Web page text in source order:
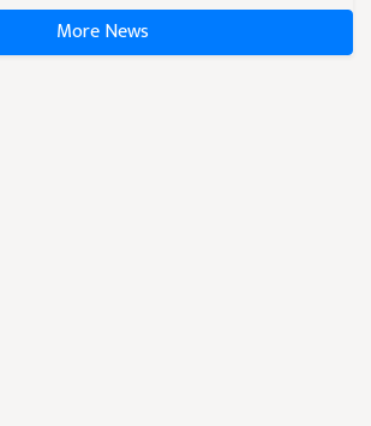
More News